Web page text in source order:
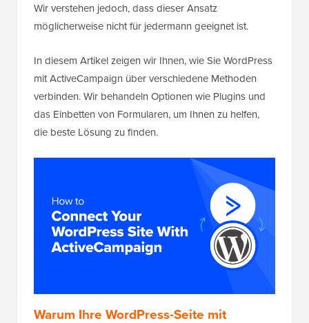
Wir verstehen jedoch, dass dieser Ansatz
möglicherweise nicht für jedermann geeignet ist.
In diesem Artikel zeigen wir Ihnen, wie Sie WordPress
mit ActiveCampaign über verschiedene Methoden
verbinden. Wir behandeln Optionen wie Plugins und
das Einbetten von Formularen, um Ihnen zu helfen,
die beste Lösung zu finden.
Warum Ihre WordPress-Seite mit